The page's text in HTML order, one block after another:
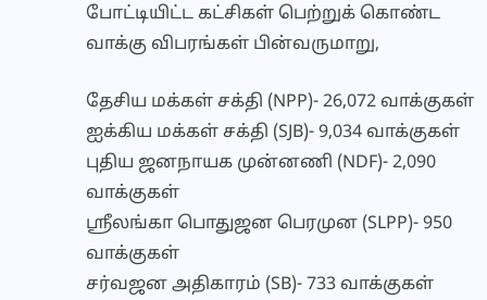
போட்டியிட்ட கட்சிகள் பெற்றுக் கொண்ட
வாக்கு விபரங்கள் பின்வருமாறு,
தேசிய மக்கள் சக்தி (NPP)- 26,072 வாக்குகள்
ஐக்கிய மக்கள் சக்தி (SJB)- 9,034 வாக்குகள்
புதிய ஜனநாயக முன்னணி (NDF)- 2,090
வாக்குகள்
ஶ்ரீலங்கா பொதுஜன பெரமுன (SLPP)- 950
வாக்குகள்
சர்வஜன அதிகாரம் (SB)- 733 வாக்குகள்